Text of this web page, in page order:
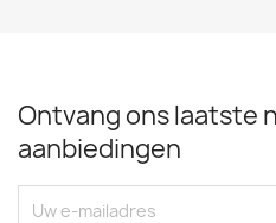
Ontvang ons laatste
aanbiedingen